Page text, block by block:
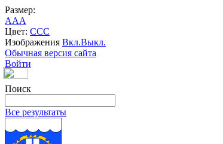
Размер:
AAA
Цвет: CCC
Изображения Вкл.Выкл.
Обычная версия сайта
Войти
Поиск
Все результаты